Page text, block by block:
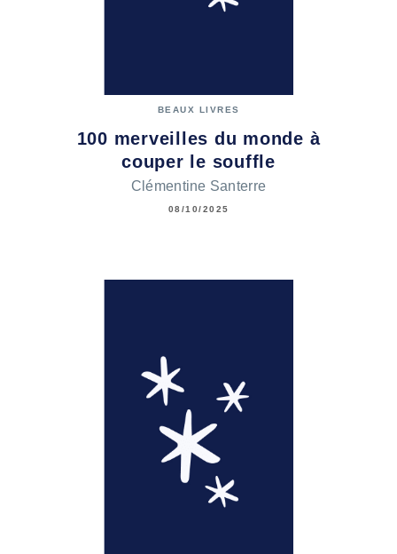
BEAUX LIVRES
100 merveilles du monde à
couper le souffle
Clémentine Santerre
08/10/2025